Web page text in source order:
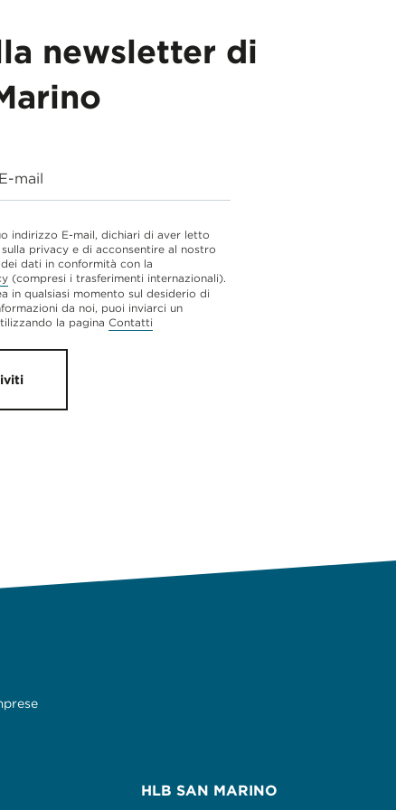
newsletter di
mail
indirizzo E-mail, dichiari di aver letto
privacy e di acconsentire al nostro
dati in conformità con la
(compresi i trasferimenti internazionali).
in qualsiasi momento sul desiderio di
da noi, puoi inviarci un
la pagina Contatti
HLB SAN MARINO